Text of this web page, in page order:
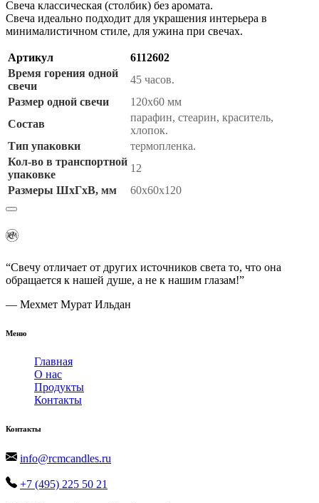
Свеча классическая (столбик) без аромата.
Свеча идеально подходит для украшения интерьера в
минималистичном стиле, для ужина при свечах.
Артикул
6112602
Время горения одной
свечи
45 часов.
Размер одной свечи
120х60 мм
Состав
парафин, стеарин, краситель,
хлопок.
Тип упаковки
термопленка.
Кол-во в транспортной
упаковке
12
Размеры ШхГхВ, мм
60х60х120
“Свечу отличает от других источников света то, что она
обращается к нашей душе, а не к нашим глазам!”
— Мехмет Мурат Ильдан
Меню
Главная
О нас
Продукты
Контакты
Контакты
info@rcmcandles.ru
+7 (495) 225 50 21